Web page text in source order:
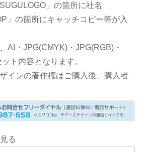
」の箇所に社名
」の箇所にキャッチコピー等が入
AI・JPG(CMYK)・JPG(RGB)・
ト内容となります。
インの著作権はご購入後、購入者
る